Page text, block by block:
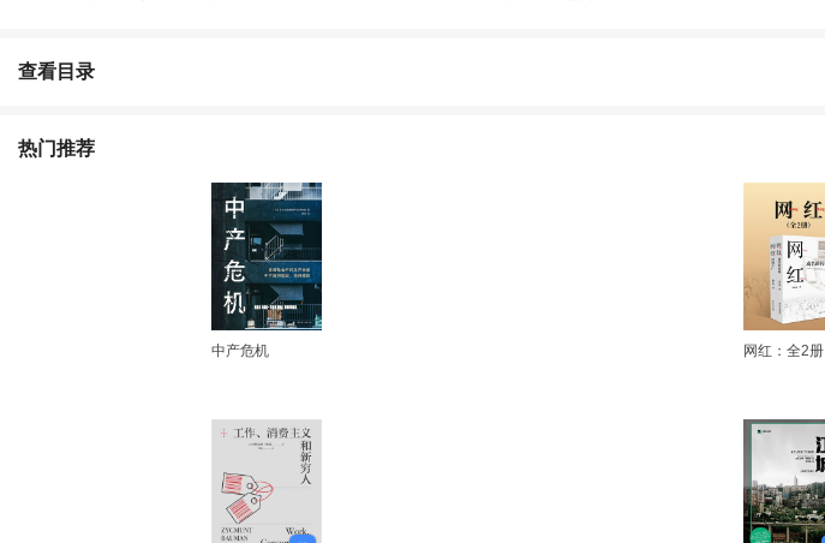
查看目录
热门推荐
中产危机 网红：全2册